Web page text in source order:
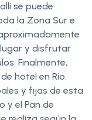
se puede
la Zona Sur e
y disfrutar
Finalmente,
hotel en Río.
y fijas de esta
y el Pan de